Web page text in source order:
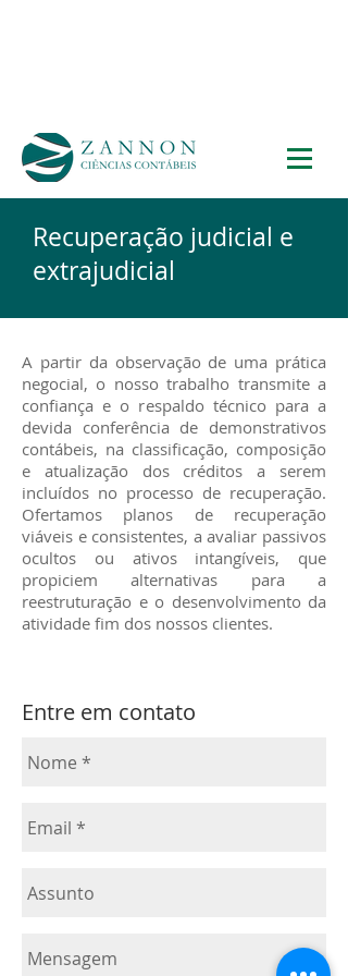
Recuperação judicial e
extrajudicial
A partir da observação de uma prática
negocial, o nosso trabalho transmite a
confiança e o respaldo técnico para a
devida conferência de demonstrativos
contábeis, na classificação, composição
e atualização dos créditos a serem
incluídos no processo de recuperação.
Ofertamos planos de recuperação
viáveis e consistentes, a avaliar passivos
ocultos ou ativos intangíveis, que
propiciem alternativas para a
reestruturação e o desenvolvimento da
atividade fim dos nossos clientes.
Entre em contato